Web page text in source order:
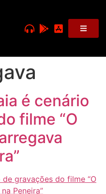
é cenário
filme “O